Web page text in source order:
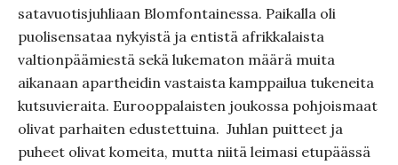
satavuotisjuhliaan Blomfontainessa. Paikalla oli
puolisensataa nykyistä ja entistä afrikkalaista
valtionpäämiestä sekä lukematon määrä muita
aikanaan apartheidin vastaista kamppailua tukeneita
kutsuvieraita. Eurooppalaisten joukossa pohjoismaat
olivat parhaiten edustettuina. Juhlan puitteet ja
puheet olivat komeita, mutta niitä leimasi etupäässä